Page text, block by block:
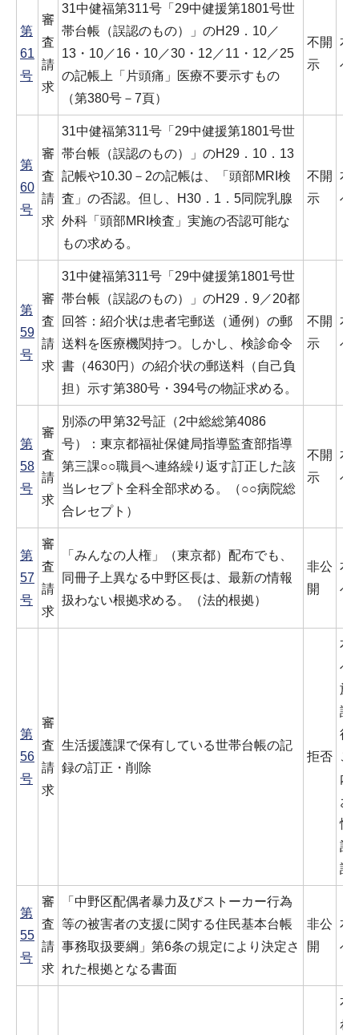
第
61
号
審
査
請
求
31中健福第311号「29中健援第1801号世
帯台帳（誤認のもの）」のH29．10／
13・10／16・10／30・12／11・12／25
の記帳上「片頭痛」医療不要示すもの
（第380号－7頁）
不開
示
本
べ
第
60
号
審
査
請
求
31中健福第311号「29中健援第1801号世
帯台帳（誤認のもの）」のH29．10．13
記帳や10.30－2の記帳は、「頭部MRI検
査」の否認。但し、H30．1．5同院乳腺
外科「頭部MRI検査」実施の否認可能な
もの求める。
不開
示
本
べ
第
59
号
審
査
請
求
31中健福第311号「29中健援第1801号世
帯台帳（誤認のもの）」のH29．9／20都
回答：紹介状は患者宅郵送（通例）の郵
送料を医療機関持つ。しかし、検診命令
書（4630円）の紹介状の郵送料（自己負
担）示す第380号・394号の物証求める。
不開
示
本
べ
第
58
号
審
査
請
求
別添の甲第32号証（2中総総第4086
号）：東京都福祉保健局指導監査部指導
第三課○○職員へ連絡繰り返す訂正した該
当レセプト全科全部求める。（○○病院総
合レセプト）
不開
示
本
べ
第
57
号
審
査
請
求
「みんなの人権」（東京都）配布でも、
同冊子上異なる中野区長は、最新の情報
扱わない根拠求める。（法的根拠）
非公
開
本
べ
第
56
号
審
査
請
求
生活援護課で保有している世帯台帳の記
録の訂正・削除
拒否
本
べ
施
請
行
こ
内
お
情
記
討
第
55
号
審
査
請
求
「中野区配偶者暴力及びストーカー行為
等の被害者の支援に関する住民基本台帳
事務取扱要綱」第6条の規定により決定さ
れた根拠となる書面
非公
開
本
べ
本
れ